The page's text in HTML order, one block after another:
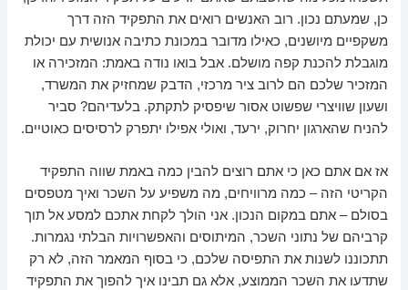
כן, שמעתם נכון. רוב האנשים רואים את התפקיד הזה דרך
משקפיים מיושנים, כאילו מדובר במכונת כתיבה אנושית עם יכולת
מוגבלת להכנת קפה מושלם. אבל בואו נודה באמת: המזכירה או
המזכיר שלכם הם לרוב ציר מרכזי, הדבק שמחזיק את המשרד,
ושעון שוויצרי שפשוט אסור שיפסיק לתקתק. בלעדיהם? סביר
להניח שהארגון יחרוק, ירעד, ואולי אפילו יתפרק לרסיסים כאוטיים.
אז אם אתם כאן כי אתם רוצים להבין כמה באמת שווה התפקיד
הקריטי הזה – כמה מרוויחים, מה משפיע על השכר ואיך מטפסים
בסולם – אתם במקום הנכון. אני הולך לקחת אתכם למסע אל תוך
קרביהם של נתוני השכר, המיתוסים והאפשרויות הבלתי נגמרות.
תתכוננו לשנות את התפיסה שלכם, כי בסוף המאמר הזה, לא רק
שתדעו את השכר הממוצע, אלא גם תבינו איך להפוך את התפקיד